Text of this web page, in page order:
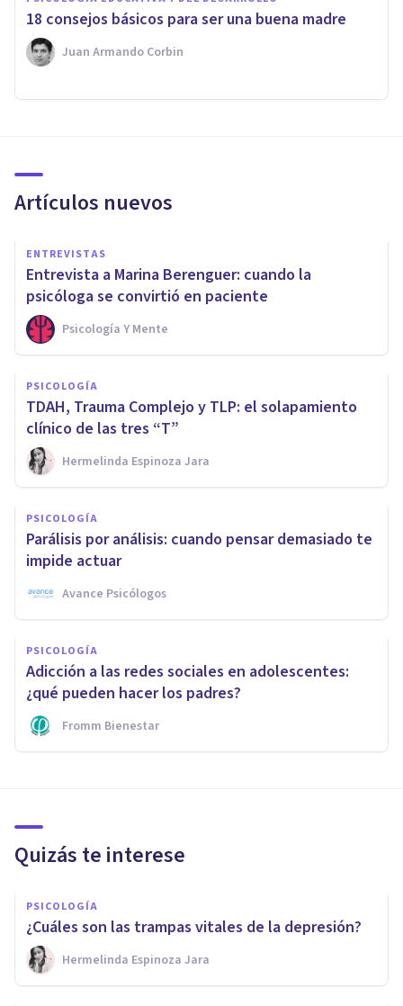
18 consejos básicos para ser una buena madre
Juan Armando Corbin
Artículos nuevos
ENTREVISTAS
Entrevista a Marina Berenguer: cuando la
psicóloga se convirtió en paciente
Psicología Y Mente
PSICOLOGÍA
TDAH, Trauma Complejo y TLP: el solapamiento
clínico de las tres “T”
Hermelinda Espinoza Jara
PSICOLOGÍA
Parálisis por análisis: cuando pensar demasiado te
impide actuar
Avance Psicólogos
PSICOLOGÍA
Adicción a las redes sociales en adolescentes:
¿qué pueden hacer los padres?
Fromm Bienestar
Quizás te interese
PSICOLOGÍA
¿Cuáles son las trampas vitales de la depresión?
Hermelinda Espinoza Jara